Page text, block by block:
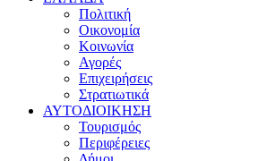
Πολιτική
Οικονομία
Κοινωνία
Αγορές
Επιχειρήσεις
Στρατιωτικά
ΑΥΤΟΔΙΟΙΚΗΣΗ
Τουρισμός
Περιφέρειες